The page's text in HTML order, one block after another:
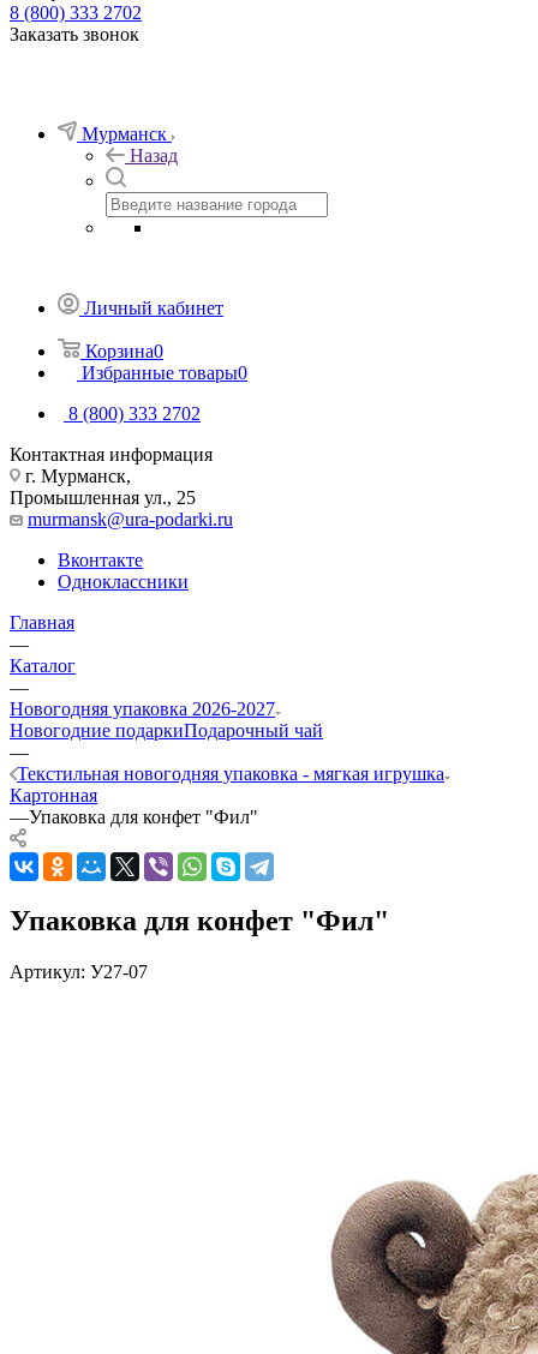
8 (800) 333 2702
Заказать звонок
Мурманск
Назад
Личный кабинет
Корзина0
Избранные товары0
8 (800) 333 2702
Контактная информация
г. Мурманск,
Промышленная ул., 25
murmansk@ura-podarki.ru
Вконтакте
Одноклассники
Главная
—
Каталог
—
Новогодняя упаковка 2026-2027
Новогодние подаркиПодарочный чай
—
Текстильная новогодняя упаковка - мягкая игрушка
Картонная
—Упаковка для конфет "Фил"
Упаковка для конфет "Фил"
Артикул: У27-07